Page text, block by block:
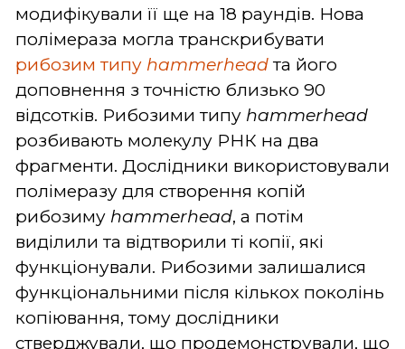
модифікували її ще на 18 раундів. Нова
полімераза могла транскрибувати
рибозим типу hammerhead та його
доповнення з точністю близько 90
відсотків. Рибозими типу hammerhead
розбивають молекулу РНК на два
фрагменти. Дослідники використовували
полімеразу для створення копій
рибозиму hammerhead, а потім
виділили та відтворили ті копії, які
функціонували. Рибозими залишалися
функціональними після кількох поколінь
копіювання, тому дослідники
стверджували, що продемонстрували, що